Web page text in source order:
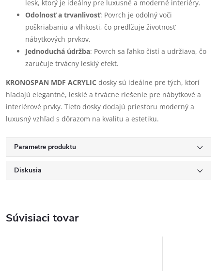
lesk, ktorý je ideálny pre luxusné a moderné interiéry.
Odolnosť a trvanlivosť: Povrch je odolný voči
poškriabaniu a vlhkosti, čo predlžuje životnosť
nábytkových prvkov.
Jednoduchá údržba: Povrch sa ľahko čistí a udržiava, čo
zaručuje trvácny lesklý efekt.
KRONOSPAN MDF ACRYLIC dosky sú ideálne pre tých, ktorí
hľadajú elegantné, lesklé a trvácne riešenie pre nábytkové a
interiérové prvky. Tieto dosky dodajú priestoru moderný a
luxusný vzhľad s dôrazom na kvalitu a estetiku.
Parametre produktu
Diskusia
Súvisiaci tovar